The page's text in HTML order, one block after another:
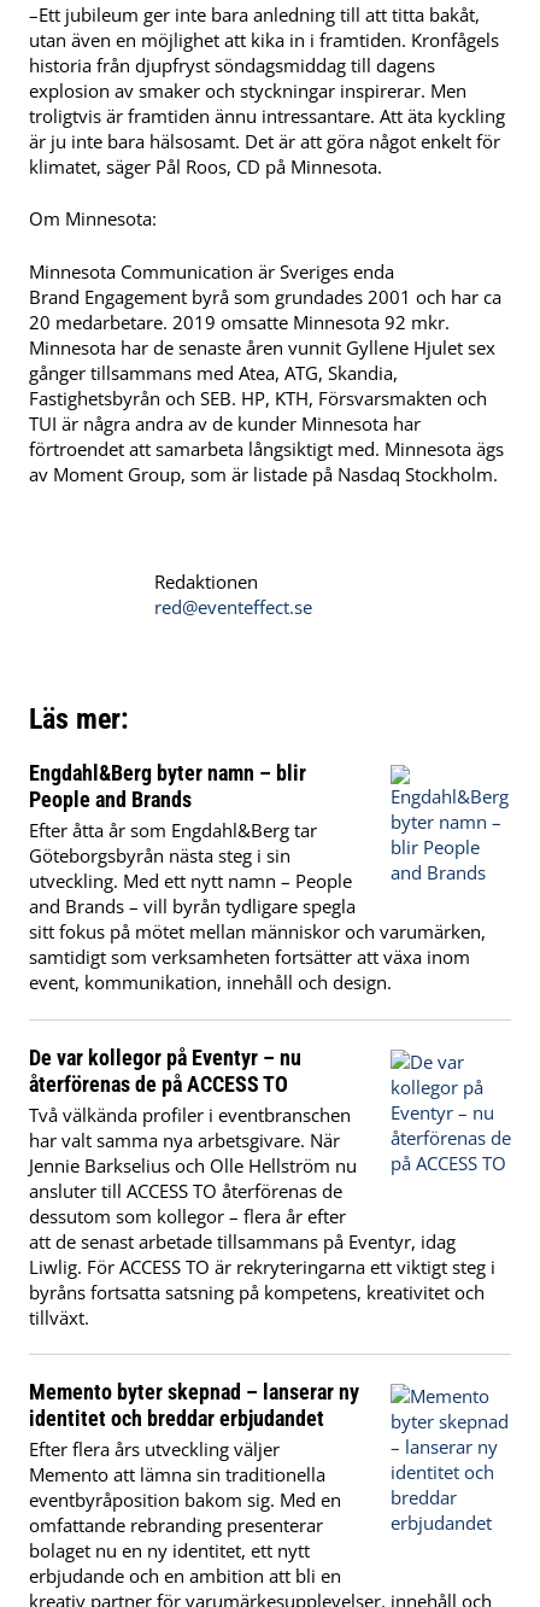
–Ett jubileum ger inte bara anledning till att titta bakåt,
utan även en möjlighet att kika in i framtiden. Kronfågels
historia från djupfryst söndagsmiddag till dagens
explosion av smaker och styckningar inspirerar. Men
troligtvis är framtiden ännu intressantare. Att äta kyckling
är ju inte bara hälsosamt. Det är att göra något enkelt för
klimatet, säger Pål Roos, CD på Minnesota.
Om Minnesota:
Minnesota Communication är Sveriges enda
Brand Engagement byrå som grundades 2001 och har ca
20 medarbetare. 2019 omsatte Minnesota 92 mkr.
Minnesota har de senaste åren vunnit Gyllene Hjulet sex
gånger tillsammans med Atea, ATG, Skandia,
Fastighetsbyrån och SEB. HP, KTH, Försvarsmakten och
TUI är några andra av de kunder Minnesota har
förtroendet att samarbeta långsiktigt med. Minnesota ägs
av Moment Group, som är listade på Nasdaq Stockholm.
Redaktionen
red@eventeffect.se
Läs mer:
Engdahl&Berg byter namn – blir
People and Brands
Efter åtta år som Engdahl&Berg tar
Göteborgsbyrån nästa steg i sin
utveckling. Med ett nytt namn – People
and Brands – vill byrån tydligare spegla
sitt fokus på mötet mellan människor och varumärken,
samtidigt som verksamheten fortsätter att växa inom
event, kommunikation, innehåll och design.
De var kollegor på Eventyr – nu
återförenas de på ACCESS TO
Två välkända profiler i eventbranschen
har valt samma nya arbetsgivare. När
Jennie Barkselius och Olle Hellström nu
ansluter till ACCESS TO återförenas de
dessutom som kollegor – flera år efter
att de senast arbetade tillsammans på Eventyr, idag
Liwlig. För ACCESS TO är rekryteringarna ett viktigt steg i
byråns fortsatta satsning på kompetens, kreativitet och
tillväxt.
Memento byter skepnad – lanserar ny
identitet och breddar erbjudandet
Efter flera års utveckling väljer
Memento att lämna sin traditionella
eventbyråposition bakom sig. Med en
omfattande rebranding presenterar
bolaget nu en ny identitet, ett nytt
erbjudande och en ambition att bli en
kreativ partner för varumärkesupplevelser, innehåll och